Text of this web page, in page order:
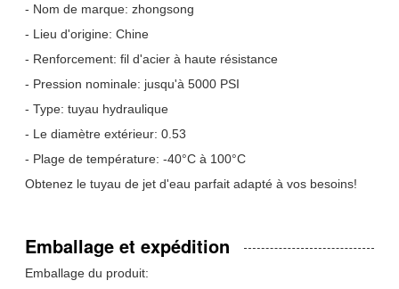
- Nom de marque: zhongsong
- Lieu d'origine: Chine
- Renforcement: fil d'acier à haute résistance
- Pression nominale: jusqu'à 5000 PSI
- Type: tuyau hydraulique
- Le diamètre extérieur: 0.53
- Plage de température: -40°C à 100°C
Obtenez le tuyau de jet d'eau parfait adapté à vos besoins!
Emballage et expédition
Emballage du produit: